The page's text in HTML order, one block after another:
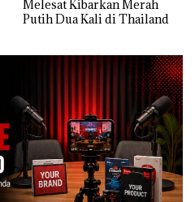
Melesat Kibarkan Merah
Putih Dua Kali di Thailand